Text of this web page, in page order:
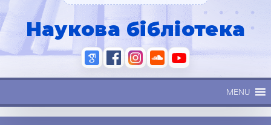
Наукова бібліотека
MENU